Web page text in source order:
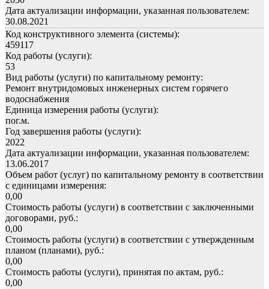
Дата актуализации информации, указанная пользователем:
30.08.2021
Код конструктивного элемента (системы):
459117
Код работы (услуги):
53
Вид работы (услуги) по капитальному ремонту:
Ремонт внутридомовых инженерных систем горячего
водоснабжения
Единица измерения работы (услуги):
пог.м.
Год завершения работы (услуги):
2022
Дата актуализации информации, указанная пользователем:
13.06.2017
Объем работ (услуг) по капитальному ремонту в соответствии
с единицами измерения:
0,00
Стоимость работы (услуги) в соответствии с заключенными
договорами, руб.:
0,00
Стоимость работы (услуги) в соответствии с утвержденным
планом (планами), руб.:
0,00
Стоимость работы (услуги), принятая по актам, руб.:
0,00